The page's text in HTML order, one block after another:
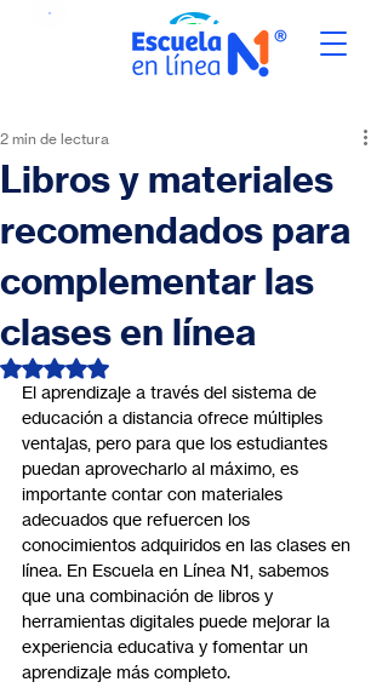
Libros y materiales
recomendados para
complementar las
clases en línea
2 min de lectura
Obtuvo NaN de 5 estrellas.
El aprendizaje a través del sistema de
educación a distancia ofrece múltiples
ventajas, pero para que los estudiantes
puedan aprovecharlo al máximo, es
importante contar con materiales
adecuados que refuercen los
conocimientos adquiridos en las clases en
línea. En Escuela en Línea N1, sabemos
que una combinación de libros y
herramientas digitales puede mejorar la
experiencia educativa y fomentar un
aprendizaje más completo.